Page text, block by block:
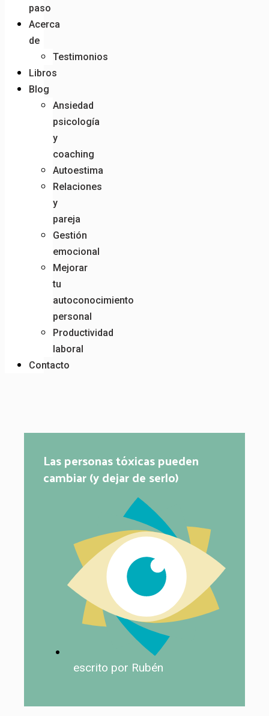
paso
Acerca
de
Testimonios
Libros
Blog
Ansiedad
psicología
y
coaching
Autoestima
Relaciones
y
pareja
Gestión
emocional
Mejorar
tu
autoconocimiento
personal
Productividad
laboral
Contacto
Las personas tóxicas pueden
cambiar (y dejar de serlo)
escrito por Rubén